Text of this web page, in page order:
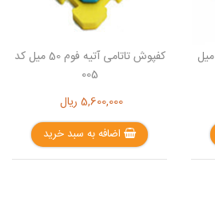
کفپوش تاتامی کراسلینک 50 میل
کفپوش تاتامی آتیه فوم 50 میل کد
005
5,600,000 ریال
اضافه به سبد خرید